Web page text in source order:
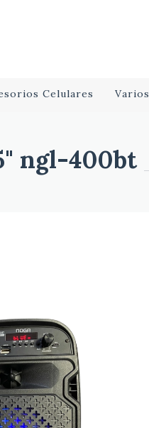
Celulares Varios
ngl-400bt